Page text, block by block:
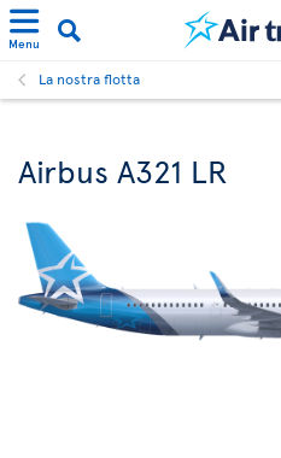
Menu
La nostra flotta
Airbus A321 LR